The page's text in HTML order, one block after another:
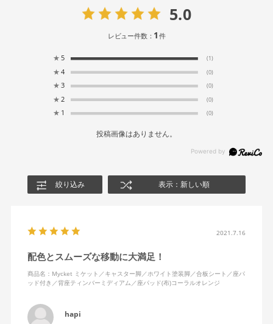
5.0
レビュー件数： 1件
★ 5 (1)
★ 4 (0)
★ 3 (0)
★ 2 (0)
★ 1 (0)
投稿画像はありません。
絞り込み 表示：新しい順
2021.7.16
配色とスムーズな移動に大満足！
商品名：Mycket ミケット／キャスター脚／ホワイト塗装脚／合板シート／座パ
ッド付き／背座ティンバーミディアム／座パッド(布)コーラルオレンジ
hapi